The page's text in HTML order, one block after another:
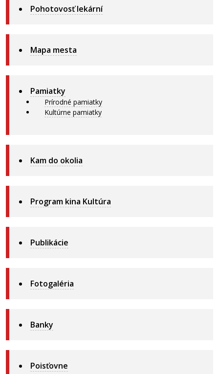
Pohotovosť lekární
Mapa mesta
Pamiatky
Prírodné pamiatky
Kultúrne pamiatky
Kam do okolia
Program kina Kultúra
Publikácie
Fotogaléria
Banky
Poisťovne